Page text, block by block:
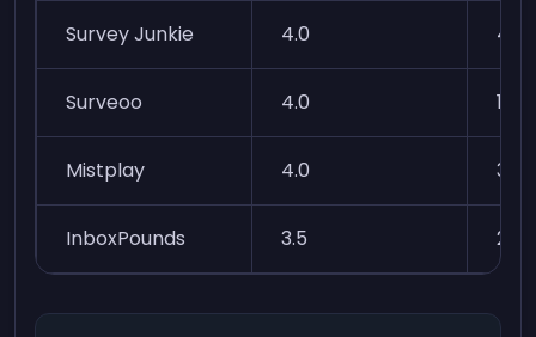
Survey Junkie 4.0 44k
Surveoo 4.0
Mistplay 4.0 3k
InboxPounds 3.5 2k